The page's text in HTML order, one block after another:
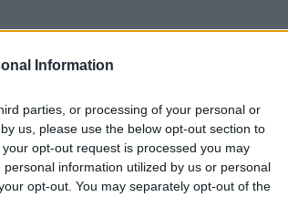
Information
parties, or processing of your personal or
us, please use the below opt-out section to
opt-out request is processed you may
information utilized by us or personal
opt-out. You may separately opt-out of the